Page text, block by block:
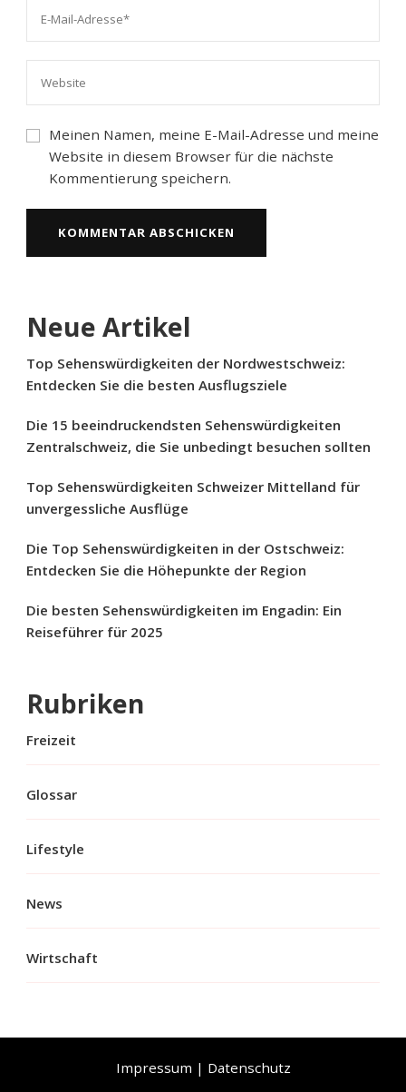
Meinen Namen, meine E-Mail-Adresse und meine
Website in diesem Browser für die nächste
Kommentierung speichern.
Neue Artikel
Top Sehenswürdigkeiten der Nordwestschweiz:
Entdecken Sie die besten Ausflugsziele
Die 15 beeindruckendsten Sehenswürdigkeiten
Zentralschweiz, die Sie unbedingt besuchen sollten
Top Sehenswürdigkeiten Schweizer Mittelland für
unvergessliche Ausflüge
Die Top Sehenswürdigkeiten in der Ostschweiz:
Entdecken Sie die Höhepunkte der Region
Die besten Sehenswürdigkeiten im Engadin: Ein
Reiseführer für 2025
Rubriken
Freizeit
Glossar
Lifestyle
News
Wirtschaft
Impressum | Datenschutz